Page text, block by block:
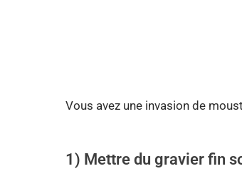
Vous avez une invasion de
1) Mettre du gravier fin